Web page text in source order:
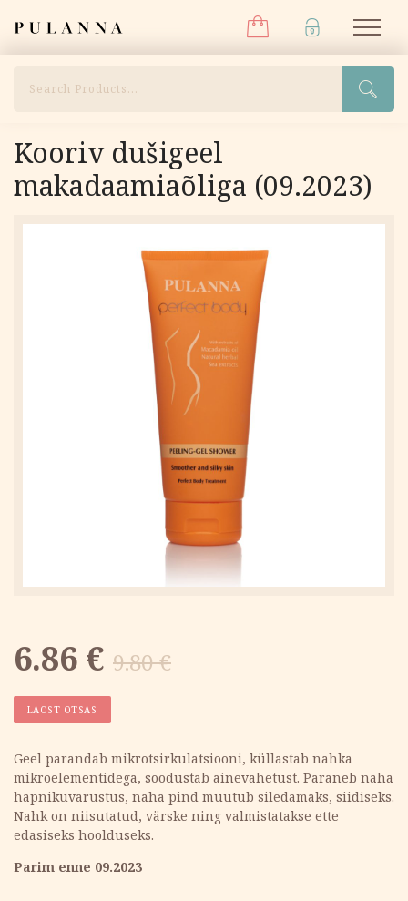
sisu
Menüü
Kooriv dušigeel
makadaamiaõliga (09.2023)
9.80€
Algne
hind
oli:
9.80 €.
6.86 €
Current
price
is:
6.86 €.
LAOST OTSAS
Geel parandab mikrotsirkulatsiooni, küllastab nahka
mikroelementidega, soodustab ainevahetust. Paraneb naha
hapnikuvarustus, naha pind muutub siledamaks, siidiseks.
Nahk on niisutatud, värske ning valmistatakse ette
edasiseks hoolduseks.
Parim enne 09.2023